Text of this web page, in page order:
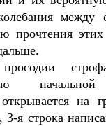
между
прочтения
строфа
на
3-я строка